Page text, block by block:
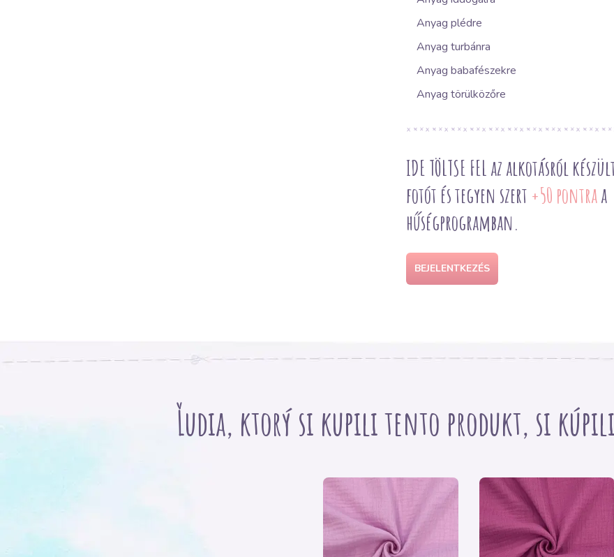
Anyag plédre
Anyag turbánra
Anyag babafészekre
Anyag törülközőre
IDE TÖLTSE FEL az alkotásról
fotót és tegyen szert +50 pontraa
hűségprogramban.
BEJELENTKEZÉS
Ľudia, ktorý si kupili tento produkt, si